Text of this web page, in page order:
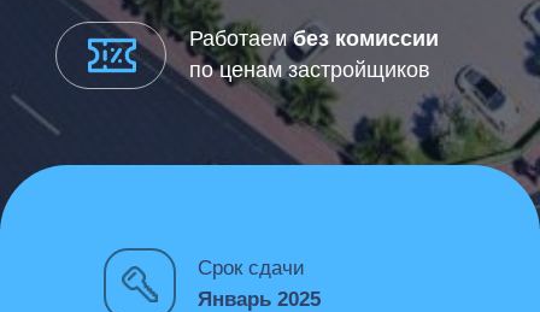
Срок сдачи
Январь 2025